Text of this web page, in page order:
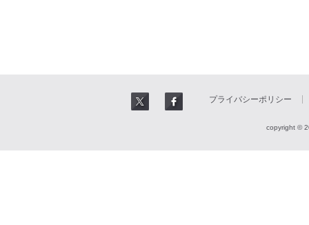
プライバシーポリシー
copyright ©